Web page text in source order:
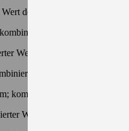
der CO₂-Emission: 98 g/
Wert der CO₂-
Wert der CO₂-Emission: 99
Wert der CO₂-
kombinierter Wert der CO₂-
Wert der CO₂-Emission: 99